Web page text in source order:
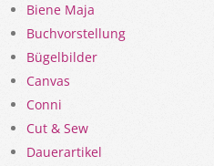
Biene Maja
Buchvorstellung
Bügelbilder
Canvas
Conni
Cut & Sew
Dauerartikel